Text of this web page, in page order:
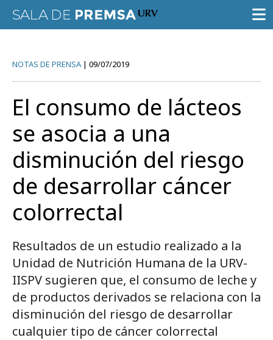
CONVOCATORIAS
NOTAS DE PRENSA
GALERÍA DE IMÁGENES
AGENDA URV
Suscríbete a los boletines electrónicos de la URV Agenda
ESPAÑOL CATALÀ ENGLISH
NOTAS DE PRENSA 09/07/2019
El consumo de lácteos
se asocia a una
disminución del riesgo
de desarrollar cáncer
colorrectal
Resultados de un estudio realizado a la
Unidad de Nutrición Humana de la URV-
IISPV sugieren que, el consumo de leche y
de productos derivados se relaciona con la
disminución del riesgo de desarrollar
cualquier tipo de cáncer colorrectal